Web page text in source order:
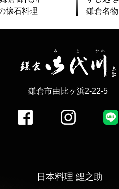
懐石料理
鎌倉名
鎌倉市由比ヶ浜2-22-5
日本料理 鯉之助